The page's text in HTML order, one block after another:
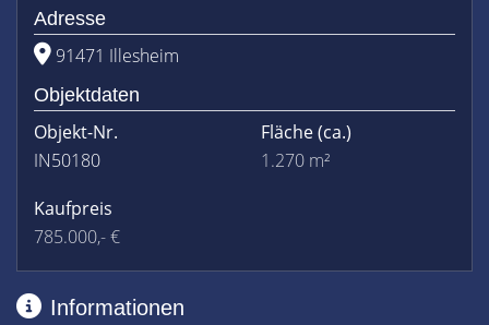
Adresse
91471 Illesheim
Objektdaten
Objekt-Nr.
IN50180
Fläche(ca.)
1.270 m²
Kaufpreis
785.000,- €
Informationen